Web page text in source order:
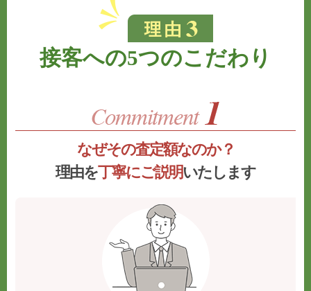
接客への5つのこだわり
なぜその査定額なのか？
理由を丁寧にご説明いたします